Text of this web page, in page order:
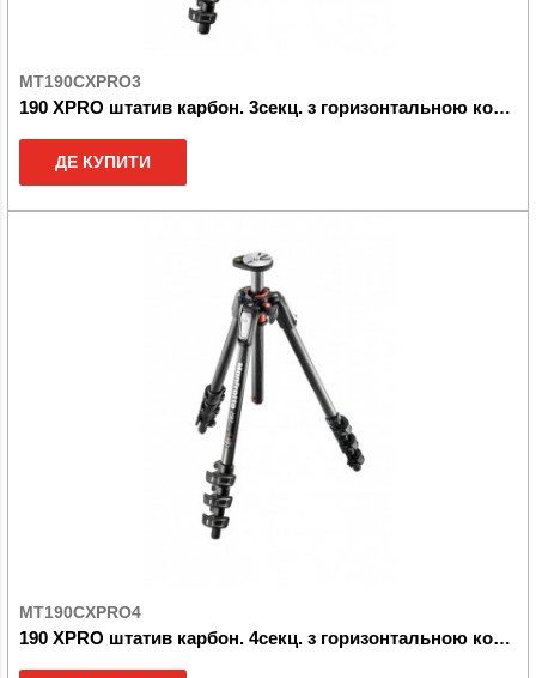
MT190CXPRO3
190 XPRO штатив карбон. 3секц. з горизонтальною колоною
ДЕ КУПИТИ
MT190CXPRO4
190 XPRO штатив карбон. 4секц. з горизонтальною колоною